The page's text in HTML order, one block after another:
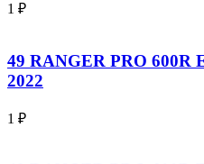
1 ₽
49 RANGER PRO
2022
1 ₽